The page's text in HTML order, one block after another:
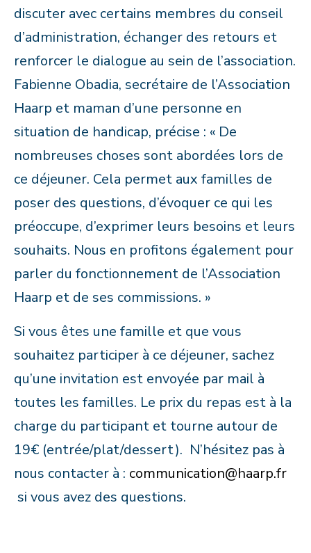
discuter avec certains membres du conseil
d’administration, échanger des retours et
renforcer le dialogue au sein de l’association.
Fabienne Obadia, secrétaire de l’Association
Haarp et maman d’une personne en
situation de handicap, précise : « De
nombreuses choses sont abordées lors de
ce déjeuner. Cela permet aux familles de
poser des questions, d’évoquer ce qui les
préoccupe, d’exprimer leurs besoins et leurs
souhaits. Nous en profitons également pour
parler du fonctionnement de l’Association
Haarp et de ses commissions. »
Si vous êtes une famille et que vous
souhaitez participer à ce déjeuner, sachez
qu’une invitation est envoyée par mail à
toutes les familles. Le prix du repas est à la
charge du participant et tourne autour de
19€ (entrée/plat/dessert). N’hésitez pas à
nous contacter à : communication@haarp.fr
si vous avez des questions.